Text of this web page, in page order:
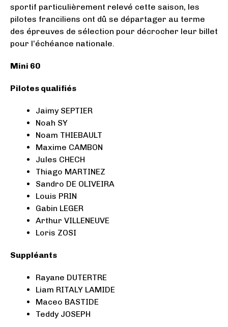
sportif particulièrement relevé cette saison, les
pilotes franciliens ont dû se départager au terme
des épreuves de sélection pour décrocher leur billet
pour l’échéance nationale.
Mini 60
Pilotes qualifiés
Jaimy SEPTIER
Noah SY
Noam THIEBAULT
Maxime CAMBON
Jules CHECH
Thiago MARTINEZ
Sandro DE OLIVEIRA
Louis PRIN
Gabin LEGER
Arthur VILLENEUVE
Loris ZOSI
Suppléants
Rayane DUTERTRE
Liam RITALY LAMIDE
Maceo BASTIDE
Teddy JOSEPH